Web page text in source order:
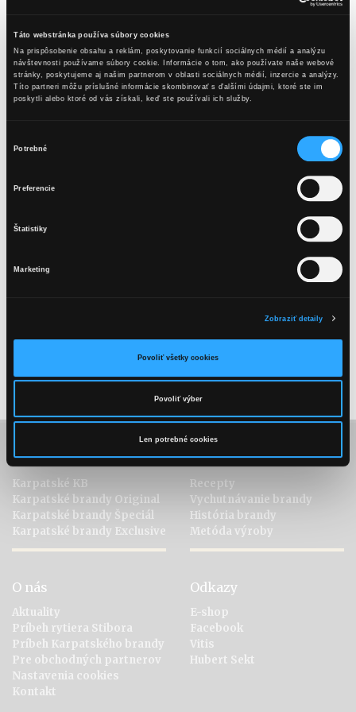
Táto webstránka používa súbory cookies
Na prispôsobenie obsahu a reklám, poskytovanie funkcií sociálnych médií a analýzu
návštevnosti používame súbory cookie. Informácie o tom, ako používate naše webové
stránky, poskytujeme aj našim partnerom v oblasti sociálnych médií, inzercie a analýzy.
Títo partneri môžu príslušné informácie skombinovať s ďalšími údajmi, ktoré ste im
poskytli alebo ktoré od vás získali, keď ste používali ich služby.
Potrebné
Preferencie
Štatistiky
Marketing
Zobraziť detaily
Povoliť všetky cookies
Povoliť výber
Len potrebné cookies
Ingrediencie
5 cl Karpatské KB Hruška
10 cl broskyňový džús
Postup
Karpatské KB Hruška, džús a medovku dáme do servírovacieho
skla, pridáme ľad a premiešame pomocou dlhej lyžice. Ozdobíme
Chuť
Nasladlá chuť broskýň vo forme šťavy vytvára, v kombinácii
s Karpatským KB Hruška, jemnú, no príjemnú horkosť.
Kolekcia
Karpatské KB
Karpatské brandy Original
Karpatské brandy Špeciál
Karpatské brandy Exclusive
Objavte brandy
Recepty
Vychutnávanie brandy
História brandy
Metóda výroby
O nás
Aktuality
Príbeh rytiera Stibora
Príbeh Karpatského brandy
Pre obchodných partnerov
Nastavenia cookies
Kontakt
Odkazy
E-shop
Facebook
Vitis
Hubert Sekt